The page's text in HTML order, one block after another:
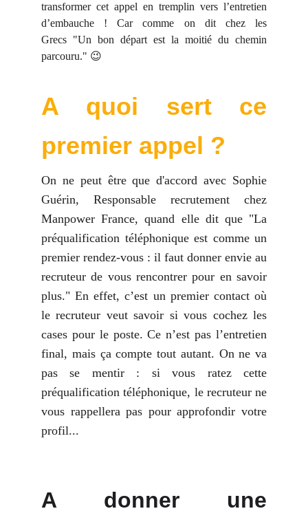
transformer cet appel en tremplin vers l’entretien
d’embauche ! Car comme on dit chez les
Grecs "Un bon départ est la moitié du chemin
parcouru." 😉
A quoi sert ce
premier appel ?
On ne peut être que d'accord avec Sophie
Guérin, Responsable recrutement chez
Manpower France, quand elle dit que "La
préqualification téléphonique est comme un
premier rendez-vous : il faut donner envie au
recruteur de vous rencontrer pour en savoir
plus." En effet, c’est un premier contact où
le recruteur veut savoir si vous cochez les
cases pour le poste. Ce n’est pas l’entretien
final, mais ça compte tout autant. On ne va
pas se mentir : si vous ratez cette
préqualification téléphonique, le recruteur ne
vous rappellera pas pour approfondir votre
profil...
A donner une